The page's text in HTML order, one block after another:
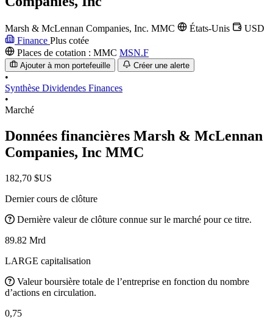
Marsh & McLennan Companies, Inc. MMC États-Unis
USD
Finance Plus cotée
Places de cotation : MMC MSN.F
Ajouter à mon portefeuille Créer une alerte
•
Synthèse Dividendes Finances
•
Marché
Données financières Marsh & McLennan
Companies, Inc MMC
182,70 $US
Dernier cours de clôture
Dernière valeur de clôture connue sur le marché pour ce titre.
89.82 Mrd
LARGE capitalisation
Valeur boursière totale de l’entreprise en fonction du nombre
d’actions en circulation.
0,75